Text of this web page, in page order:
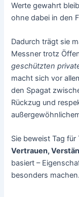
Werte gewahrt
ohne dabei in den
Dadurch trägt sie
Messner trotz
geschützten
macht sich vor
den Spagat
Rückzug und
Sie beweist Tag
Vertrauen,
basiert –
besonders machen.